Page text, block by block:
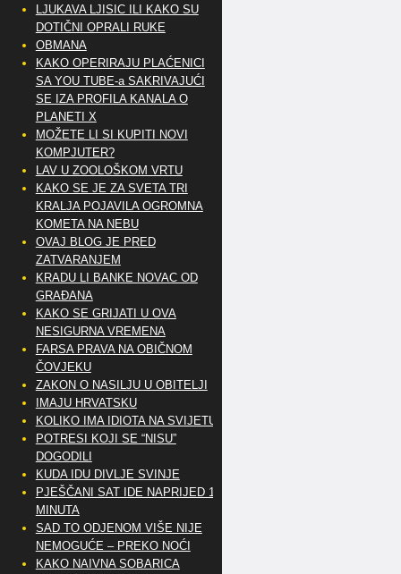
LJUKAVA LJISIC ILI KAKO SU
DOTIČNI OPRALI RUKE
OBMANA
KAKO OPERIRAJU PLAĆENICI
SA YOU TUBE-a SAKRIVAJUĆI
SE IZA PROFILA KANALA O
PLANETI X
MOŽETE LI SI KUPITI NOVI
KOMPJUTER?
LAV U ZOOLOŠKOM VRTU
KAKO SE JE ZA SVETA TRI
KRALJA POJAVILA OGROMNA
KOMETA NA NEBU
OVAJ BLOG JE PRED
ZATVARANJEM
KRADU LI BANKE NOVAC OD
GRAĐANA
KAKO SE GRIJATI U OVA
NESIGURNA VREMENA
FARSA PRAVA NA OBIČNOM
ČOVJEKU
ZAKON O NASILJU U OBITELJI
IMAJU HRVATSKU
KOLIKO IMA IDIOTA NA SVIJETU?
POTRESI KOJI SE “NISU”
DOGODILI
KUDA IDU DIVLJE SVINJE
PJEŠČANI SAT IDE NAPRIJED 10
MINUTA
SAD TO ODJENOM VIŠE NIJE
NEMOGUĆE – PREKO NOĆI
KAKO NAIVNA SOBARICA